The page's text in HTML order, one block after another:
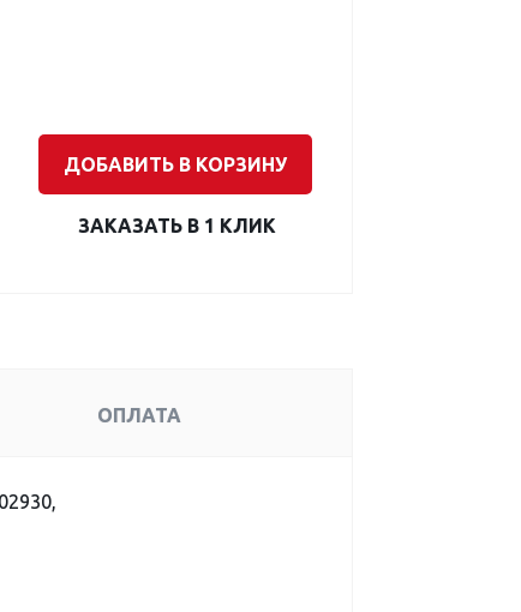
ДОБАВИТЬ В КОРЗИНУ
ЗАКАЗАТЬ В 1 КЛИК
ОПЛАТА